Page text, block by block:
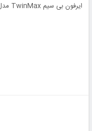
ایرفون بی سیم TwinMax مدل MA-24 ANC - مشکی - MMX